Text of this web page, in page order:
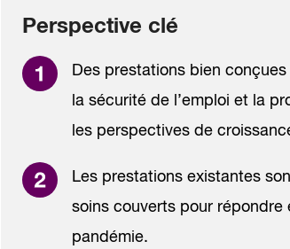
Perspective clé
Des prestations bien
la sécurité de l’emploi et la
les perspectives de
Les prestations existantes
soins couverts pour
pandémie.